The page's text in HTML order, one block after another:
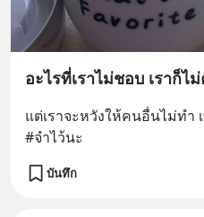
อะไรที่เราไม่ชอบ เราก็ไ
แต่เราจะหวังให้คนอื่นไม่ทำ
#จำไว้นะ
บันทึก